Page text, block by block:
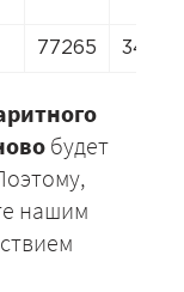
77265 34340
будет
нашим